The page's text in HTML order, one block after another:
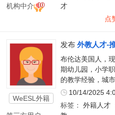
机构中介
才
点
WeESL外籍
发布 外教人才-
布伦达美国人，
期幼儿园，小学
的教学经验，城市
10/14/2025
标签： 外籍人才